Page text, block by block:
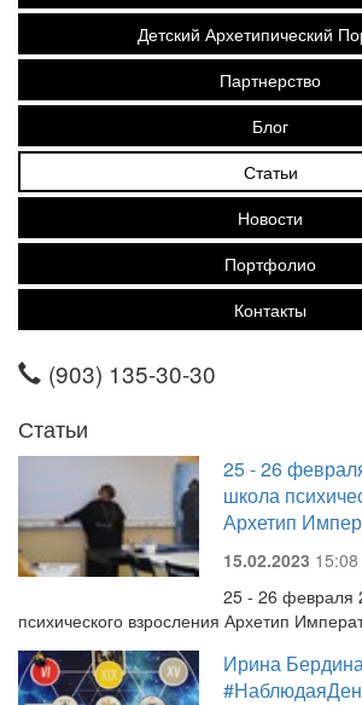
Детский Архетипический
Партнерство
Блог
Статьи
Новости
Портфолио
Контакты
(903) 135-30-30
Статьи
25 - 26
школа
Архетип
15.02.2023 15:08
25 - 26 февраля
психического взросления Архетип
Ирина